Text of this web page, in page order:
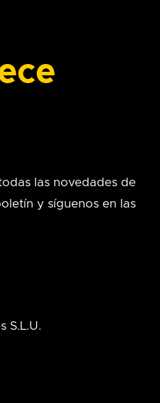
las novedades de
y síguenos en las
S.L.U.